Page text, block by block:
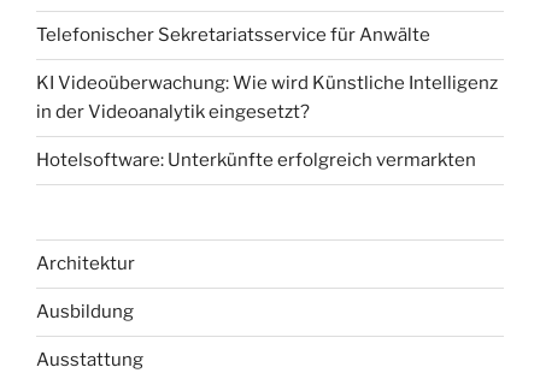
Telefonischer Sekretariatsservice für Anwälte
KI Videoüberwachung: Wie wird Künstliche Intelligenz
in der Videoanalytik eingesetzt?
Hotelsoftware: Unterkünfte erfolgreich vermarkten
Architektur
Ausbildung
Ausstattung